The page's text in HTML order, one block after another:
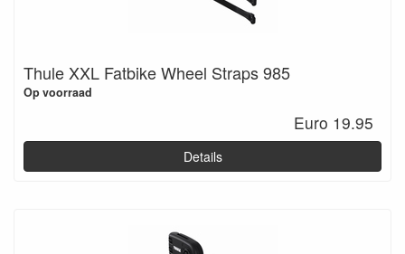
Thule XXL Fatbike Wheel Straps 985
Op voorraad
Euro 19.95
Details